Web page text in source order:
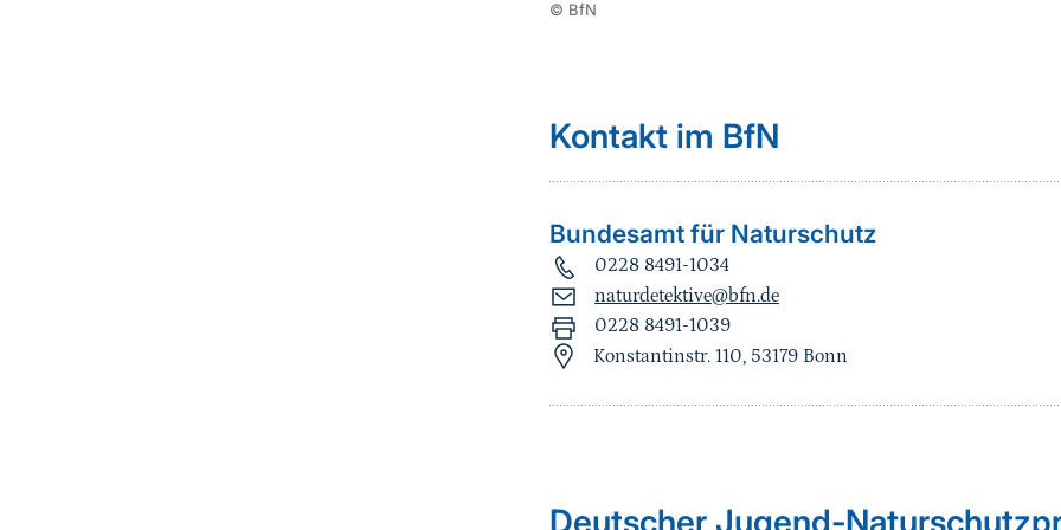
© BfN
Kontakt im BfN
Bundesamt für Naturschutz
0228 8491-1034
naturdetektive@bfn.de
0228 8491-1039
Konstantinstr. 110, 53179 Bonn
Deutscher Jugend-